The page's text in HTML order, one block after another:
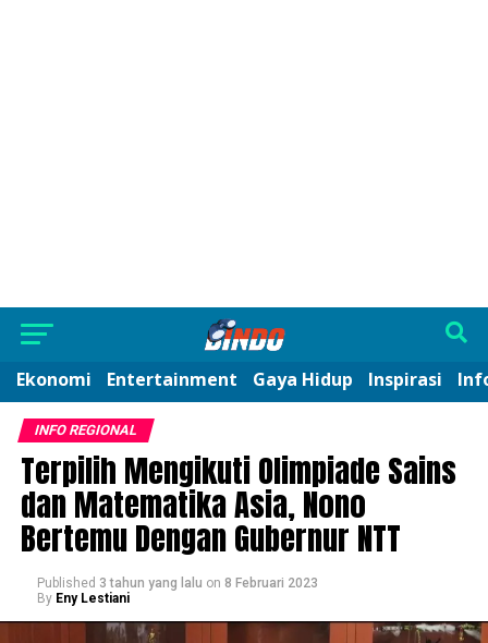
Ekonomi Entertainment Gaya Hidup Inspirasi
INFO REGIONAL
Terpilih Mengikuti Olimpiade Sains
dan Matematika Asia, Nono
Bertemu Dengan Gubernur NTT
Published 3 tahun yang lalu on 8 Februari 2023
By Eny Lestiani